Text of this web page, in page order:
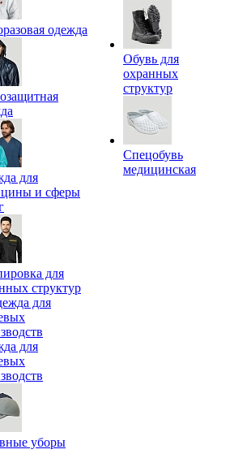
одежда
для
и сферы
для
структур
для
уборы
Обувь для
охранных
структур
Спецобувь
медицинская